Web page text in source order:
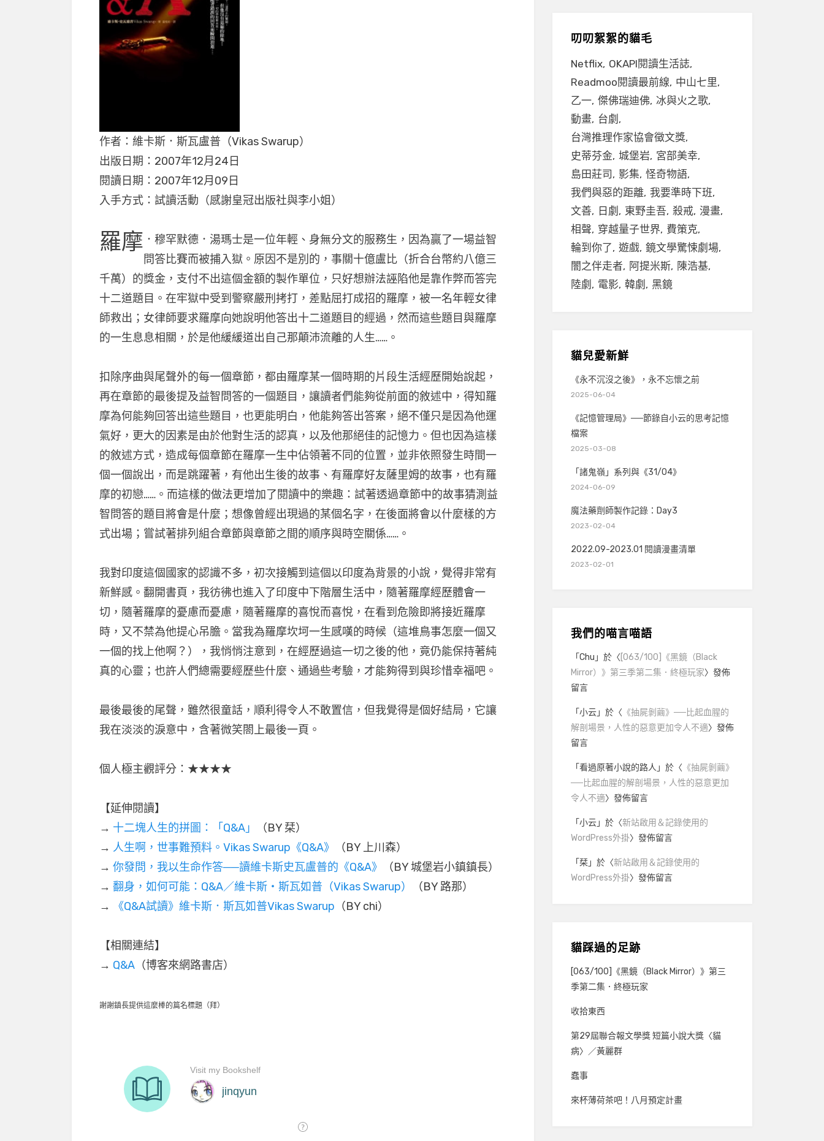
作者：維卡斯．斯瓦盧普（Vikas Swarup）
出版日期：2007年12月24日
閱讀日期：2007年12月09日
入手方式：試讀活動（感謝皇冠出版社與李小姐）
羅摩 ．穆罕默德．湯瑪士是一位年輕、身無分文的服務生，因為贏了一場益智
問答比賽而被捕入獄。原因不是別的，事關十億盧比（折合台幣約八億三
千萬）的獎金，支付不出這個金額的製作單位，只好想辦法誣陷他是靠作弊而答完
十二道題目。在牢獄中受到警察嚴刑拷打，差點屈打成招的羅摩，被一名年輕女律
師救出；女律師要求羅摩向她說明他答出十二道題目的經過，然而這些題目與羅摩
的一生息息相關，於是他緩緩道出自己那顛沛流離的人生……。
扣除序曲與尾聲外的每一個章節，都由羅摩某一個時期的片段生活經歷開始說起，
再在章節的最後提及益智問答的一個題目，讓讀者們能夠從前面的敘述中，得知羅
摩為何能夠回答出這些題目，也更能明白，他能夠答出答案，絕不僅只是因為他運
氣好，更大的因素是由於他對生活的認真，以及他那絕佳的記憶力。但也因為這樣
的敘述方式，造成每個章節在羅摩一生中佔領著不同的位置，並非依照發生時間一
個一個說出，而是跳躍著，有他出生後的故事、有羅摩好友薩里姆的故事，也有羅
摩的初戀……。而這樣的做法更增加了閱讀中的樂趣：試著透過章節中的故事猜測益
智問答的題目將會是什麼；想像曾經出現過的某個名字，在後面將會以什麼樣的方
式出場；嘗試著排列組合章節與章節之間的順序與時空關係……。
我對印度這個國家的認識不多，初次接觸到這個以印度為背景的小說，覺得非常有
新鮮感。翻開書頁，我彷彿也進入了印度中下階層生活中，隨著羅摩經歷體會一
切，隨著羅摩的憂慮而憂慮，隨著羅摩的喜悅而喜悅，在看到危險即將接近羅摩
時，又不禁為他提心吊膽。當我為羅摩坎坷一生感嘆的時候（這堆鳥事怎麼一個又
一個的找上他啊？），我悄悄注意到，在經歷過這一切之後的他，竟仍能保持著純
真的心靈；也許人們總需要經歷些什麼、通過些考驗，才能夠得到與珍惜幸福吧。
最後最後的尾聲，雖然很童話，順利得令人不敢置信，但我覺得是個好結局，它讓
我在淡淡的淚意中，含著微笑閤上最後一頁。
個人極主觀評分：★★★★
【延伸閱讀】
→ 十二塊人生的拼圖：「Q&A」
（BY 栞）
→ 人生啊，世事難預料。Vikas Swarup《Q&A》
（BY 上川森）
→ 你發問，我以生命作答──讀維卡斯史瓦盧普的《Q&A》
（BY 城堡岩小鎮鎮長）
→ 翻身，如何可能：Q&A／維卡斯‧斯瓦如普（Vikas Swarup）
（BY 路那）
→
《Q&A試讀》維卡斯．斯瓦如普Vikas Swarup （BY chi）
【相關連結】
→ Q&A （博客來網路書店）
謝謝鎮長提供這麼棒的篇名標題（拜）
叨叨絮絮的貓毛
Netflix OKAPI閱讀生活誌
Readmoo閱讀最前線 中山七里
乙一 傑佛瑞迪佛 冰與火之歌
動畫 台劇
台灣推理作家協會徵文獎
史蒂芬金 城堡岩 宮部美幸
島田莊司
影集 怪奇物語
我們與惡的距離 我要準時下班
文善
日劇 東野圭吾 殺戒 漫畫
相聲 穿越量子世界 費策克
輪到你了 遊戲 鏡文學驚悚劇場
闇之伴走者
阿提米斯
陳浩基
陸劇
電影 韓劇 黑鏡
貓兒愛新鮮
《永不沉沒之後》，永不忘懷之前
2025-06-04
《記憶管理局》──節錄自小云的思考記憶
檔案
2025-03-08
「諸鬼嶺」系列與《31/04》
2024-06-09
魔法藥劑師製作記錄：Day3
2023-02-04
2022.09-2023.01 閱讀漫畫清單
2023-02-01
我們的喵言喵語
「Chu 」於〈 [063/100]《黑鏡（Black
Mirror）》第三季第二集．終極玩家〉發佈
留言
「小云」於〈 《抽屍剝繭》──比起血腥的
解剖場景，人性的惡意更加令人不適〉發佈
留言
「看過原著小說的路人 」於〈 《抽屍剝繭》
──比起血腥的解剖場景，人性的惡意更加
令人不適〉發佈留言
「小云」於〈新站啟用＆記錄使用的
WordPress外掛〉發佈留言
「栞」於〈新站啟用＆記錄使用的
WordPress外掛〉發佈留言
貓踩過的足跡
[063/100]《黑鏡（Black Mirror）》第三
季第二集．終極玩家
收拾東西
第29屆聯合報文學獎 短篇小說大獎〈貓
病〉／黃麗群
蠢事
來杯薄荷茶吧！八月預定計畫